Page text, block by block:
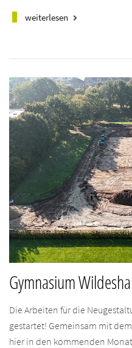
weiterlesen keyboard_arrow_right
Gymnasium
Die Arbeiten für die
gestartet! Gemeinsam mit
hier in den kommenden